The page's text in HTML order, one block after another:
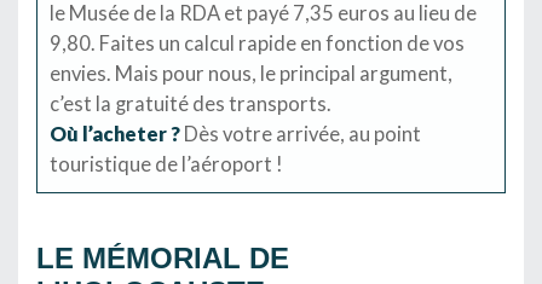
le Musée de la RDA et payé 7,35 euros au lieu de
9,80. Faites un calcul rapide en fonction de vos
envies. Mais pour nous, le principal argument,
c’est la gratuité des transports.
Où l’acheter ? Dès votre arrivée, au point
touristique de l’aéroport !
LE MÉMORIAL DE